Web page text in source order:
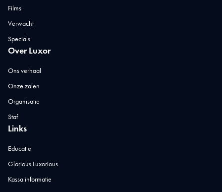
Films
Verwacht
Specials
Over Luxor
Ons verhaal
Onze zalen
Organisatie
Staf
Links
Educatie
Glorious Luxorious
Kassa informatie